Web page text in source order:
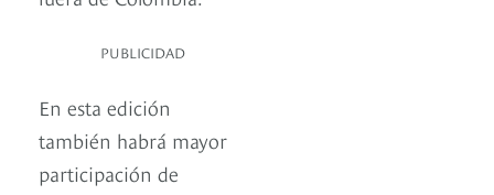
PUBLICIDAD
En esta edición
también habrá mayor
participación de